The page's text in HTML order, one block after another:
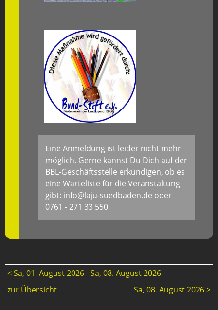
Eine Anmeldung ist leider nicht mehr
möglich. Gerne kannst Du Dich auf der
BBL-Geschäftsstelle erkundigen, ob es
eine Warteliste für die Veranstaltung
gibt: info@laju-suedbaden.de oder
0761 - 271 33 550.
< Sa, 01. August 2026 - Sa, 08. August 2026
zur Übersicht
Sa, 08. August 2026 >